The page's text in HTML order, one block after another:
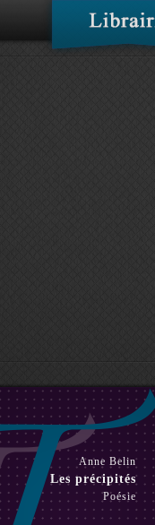
Anne Belin
Les précipités
Poésie